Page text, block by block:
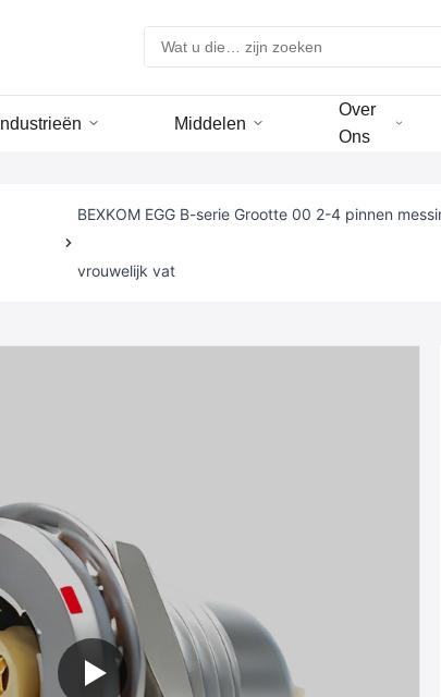
Industrieën Middelen
Over
Ons
BEXKOM EGG B-serie Grootte 00 2-4 pinnen
vrouwelijk vat